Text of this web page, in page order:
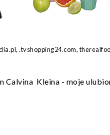
.tvshopping24.com,
Calvina Kleina - moje